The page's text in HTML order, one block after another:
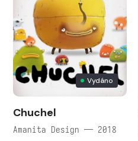
Vydáno
Chuchel
Amanita Design — 2018